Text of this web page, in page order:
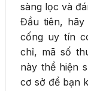
sàng lọc và
Đầu tiên,
cống uy tín
chỉ, mã số
này thể hiện
cơ sở để bạn